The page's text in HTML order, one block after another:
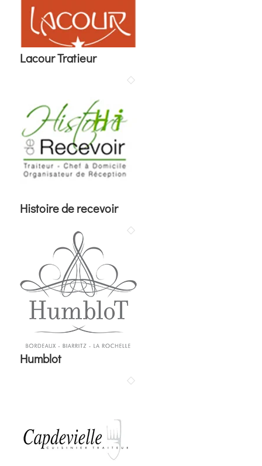
Lacour Tratieur
Histoire de recevoir
Humblot